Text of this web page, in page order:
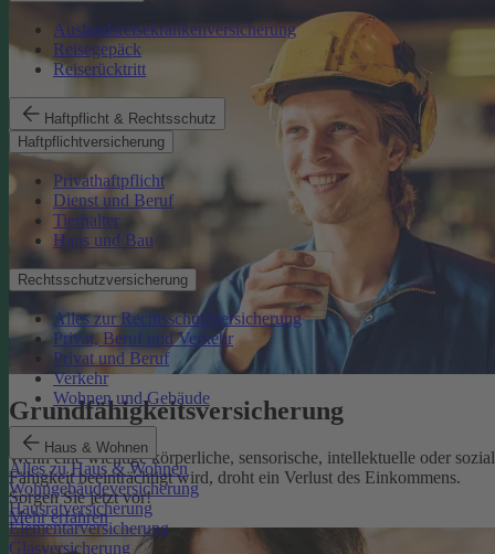
Auslandsreisekrankenversicherung
Reisegepäck
Reiserücktritt
Haftpflicht & Rechtsschutz
Haftpflichtversicherung
Privathaftpflicht
Dienst und Beruf
Tierhalter
Haus und Bau
Rechtsschutzversicherung
Alles zur Rechtsschutzversicherung
Privat, Beruf und Verkehr
Privat und Beruf
Verkehr
Wohnen und Gebäude
Haus & Wohnen
Alles zu Haus & Wohnen
Wohngebäudeversicherung
Hausratversicherung
Elementarversicherung
Glasversicherung
Grundfähigkeits­versicherung
Wenn eine wichtige körperliche, sensorische, intellektuelle oder
Fähigkeit beeinträchtigt wird, droht ein Verlust des Einkommens.
Sorgen Sie jetzt vor!
Mehr erfahren